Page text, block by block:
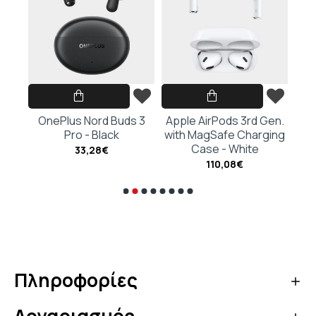
OnePlus Nord Buds 3
Pro - Black
33,28€
Apple AirPods 3rd Gen.
with MagSafe Charging
Case - White
110,08€
Πληροφορίες